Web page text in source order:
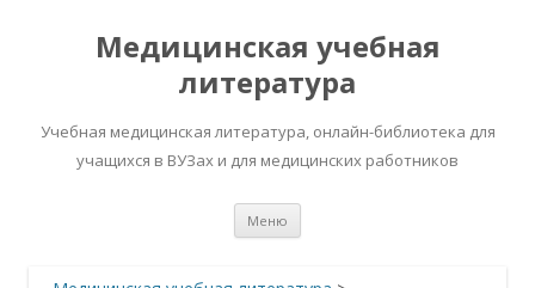
Медицинская учебная
литература
Учебная медицинская литература, онлайн-библиотека для
учащихся в ВУЗах и для медицинских работников
Меню